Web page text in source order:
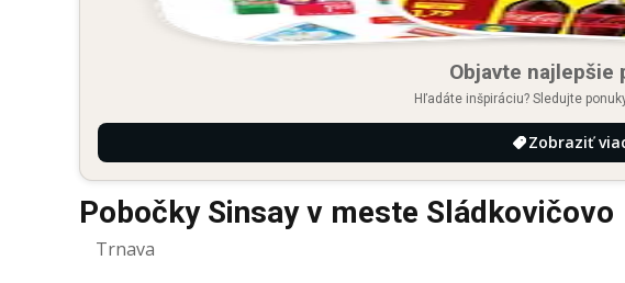
Objavte najlepšie
Hľadáte inšpiráciu? Sledujte
Zobraziť
Pobočky Sinsay v meste Sládkovičovo
Trnava